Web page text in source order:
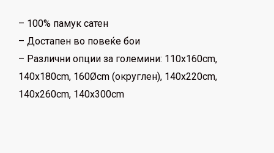
– 100% памук сатен
– Достапен во повеќе бои
– Различни опции за големини: 110x160cm,
140x180cm, 160Øcm (округлен), 140x220cm,
140x260cm, 140x300cm